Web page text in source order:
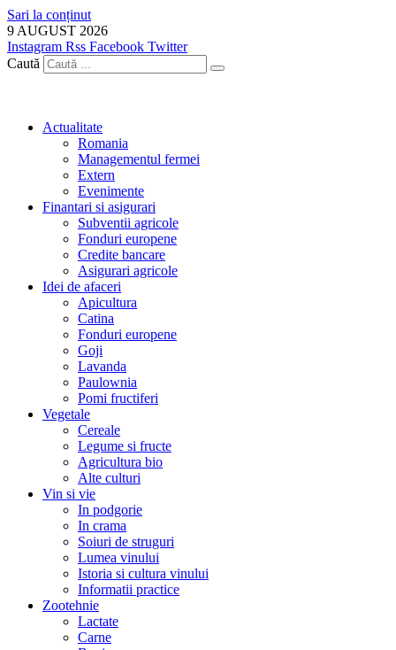
Sari la conținut
9 AUGUST 2026
Instagram Rss Facebook Twitter
Caută
Actualitate
Romania
Managementul fermei
Extern
Evenimente
Finantari si asigurari
Subventii agricole
Fonduri europene
Credite bancare
Asigurari agricole
Idei de afaceri
Apicultura
Catina
Fonduri europene
Goji
Lavanda
Paulownia
Pomi fructiferi
Vegetale
Cereale
Legume si fructe
Agricultura bio
Alte culturi
Vin si vie
In podgorie
In crama
Soiuri de struguri
Lumea vinului
Istoria si cultura vinului
Informatii practice
Zootehnie
Lactate
Carne